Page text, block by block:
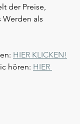
der Preise,
als
HIER KLICKEN!
hören: HIER